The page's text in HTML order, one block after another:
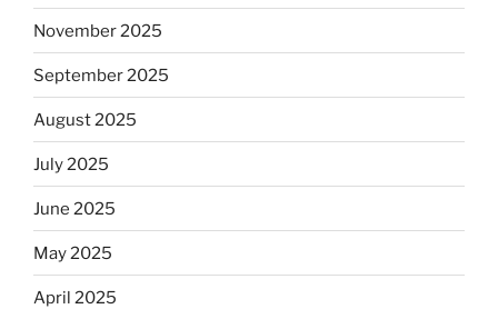
November 2025
September 2025
August 2025
July 2025
June 2025
May 2025
April 2025